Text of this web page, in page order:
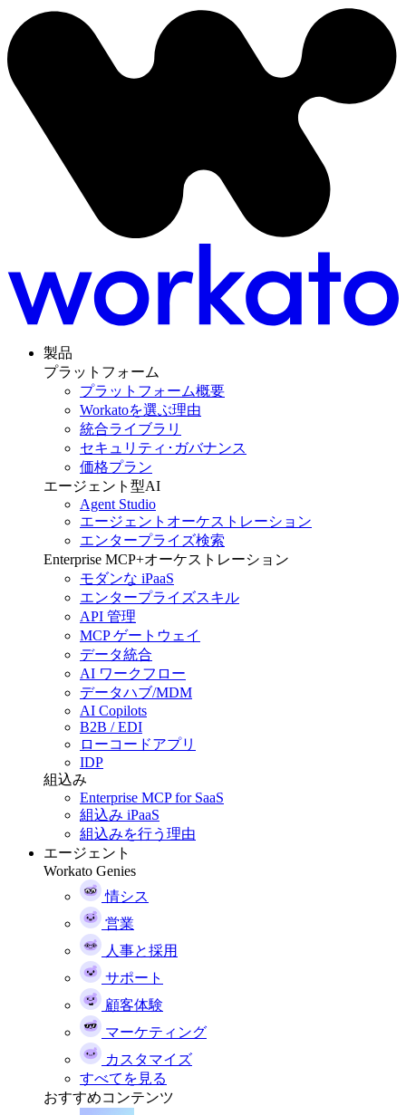
製品
プラットフォーム
プラットフォーム概要
Workatoを選ぶ理由
統合ライブラリ
セキュリティ･ガバナンス
価格プラン
エージェント型AI
Agent Studio
エージェントオーケストレーション
エンタープライズ検索
Enterprise MCP+オーケストレーション
モダンな iPaaS
エンタープライズスキル
API 管理
MCP ゲートウェイ
データ統合
AI ワークフロー
データハブ/MDM
AI Copilots
B2B / EDI
ローコードアプリ
IDP
組込み
Enterprise MCP for SaaS
組込み iPaaS
組込みを行う理由
エージェント
Workato Genies
情シス
営業
人事と採用
サポート
顧客体験
マーケティング
カスタマイズ
すべてを見る
おすすめコンテンツ